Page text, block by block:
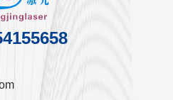
膜。这样形成的膜通称涂膜，又称
层。”